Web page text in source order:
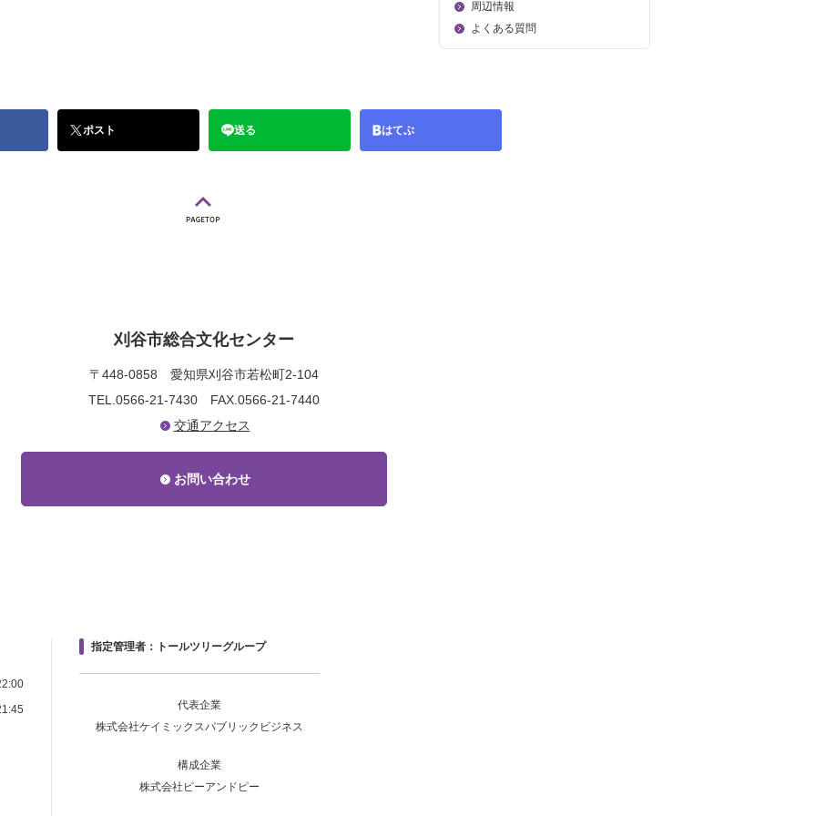
周辺情報
よくある質問
ポスト 送る はてぶ
刈谷市総合文化センター
〒448-0858 愛知県刈谷市若松町2-104
TEL.0566-21-7430 FAX.0566-21-7440
交通アクセス
お問い合わせ
指定管理者：トールツリーグループ
代表企業
株式会社ケイミックスパブリックビジネス
構成企業
株式会社ピーアンドピー